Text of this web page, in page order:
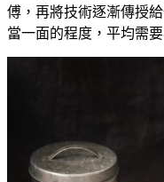
傅，再將技術逐漸傳授
當一面的程度，平均需